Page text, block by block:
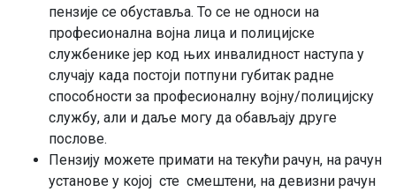
пензије се обуставља. То се не односи на
професионална војна лица и полицијске
службенике јер код њих инвалидност наступа у
случају када постоји потпуни губитак радне
способности за професионалну војну/полицијску
службу, али и даље могу да обављају друге
послове.
Пензију можете примати на текући рачун, на рачун
установе у којој сте смештени, на девизни рачун